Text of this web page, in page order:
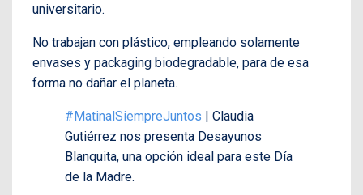
universitario.
No trabajan con plástico, empleando solamente
envases y packaging biodegradable, para de esa
forma no dañar el planeta.
#MatinalSiempreJuntos | Claudia
Gutiérrez nos presenta Desayunos
Blanquita, una opción ideal para este Día
de la Madre.